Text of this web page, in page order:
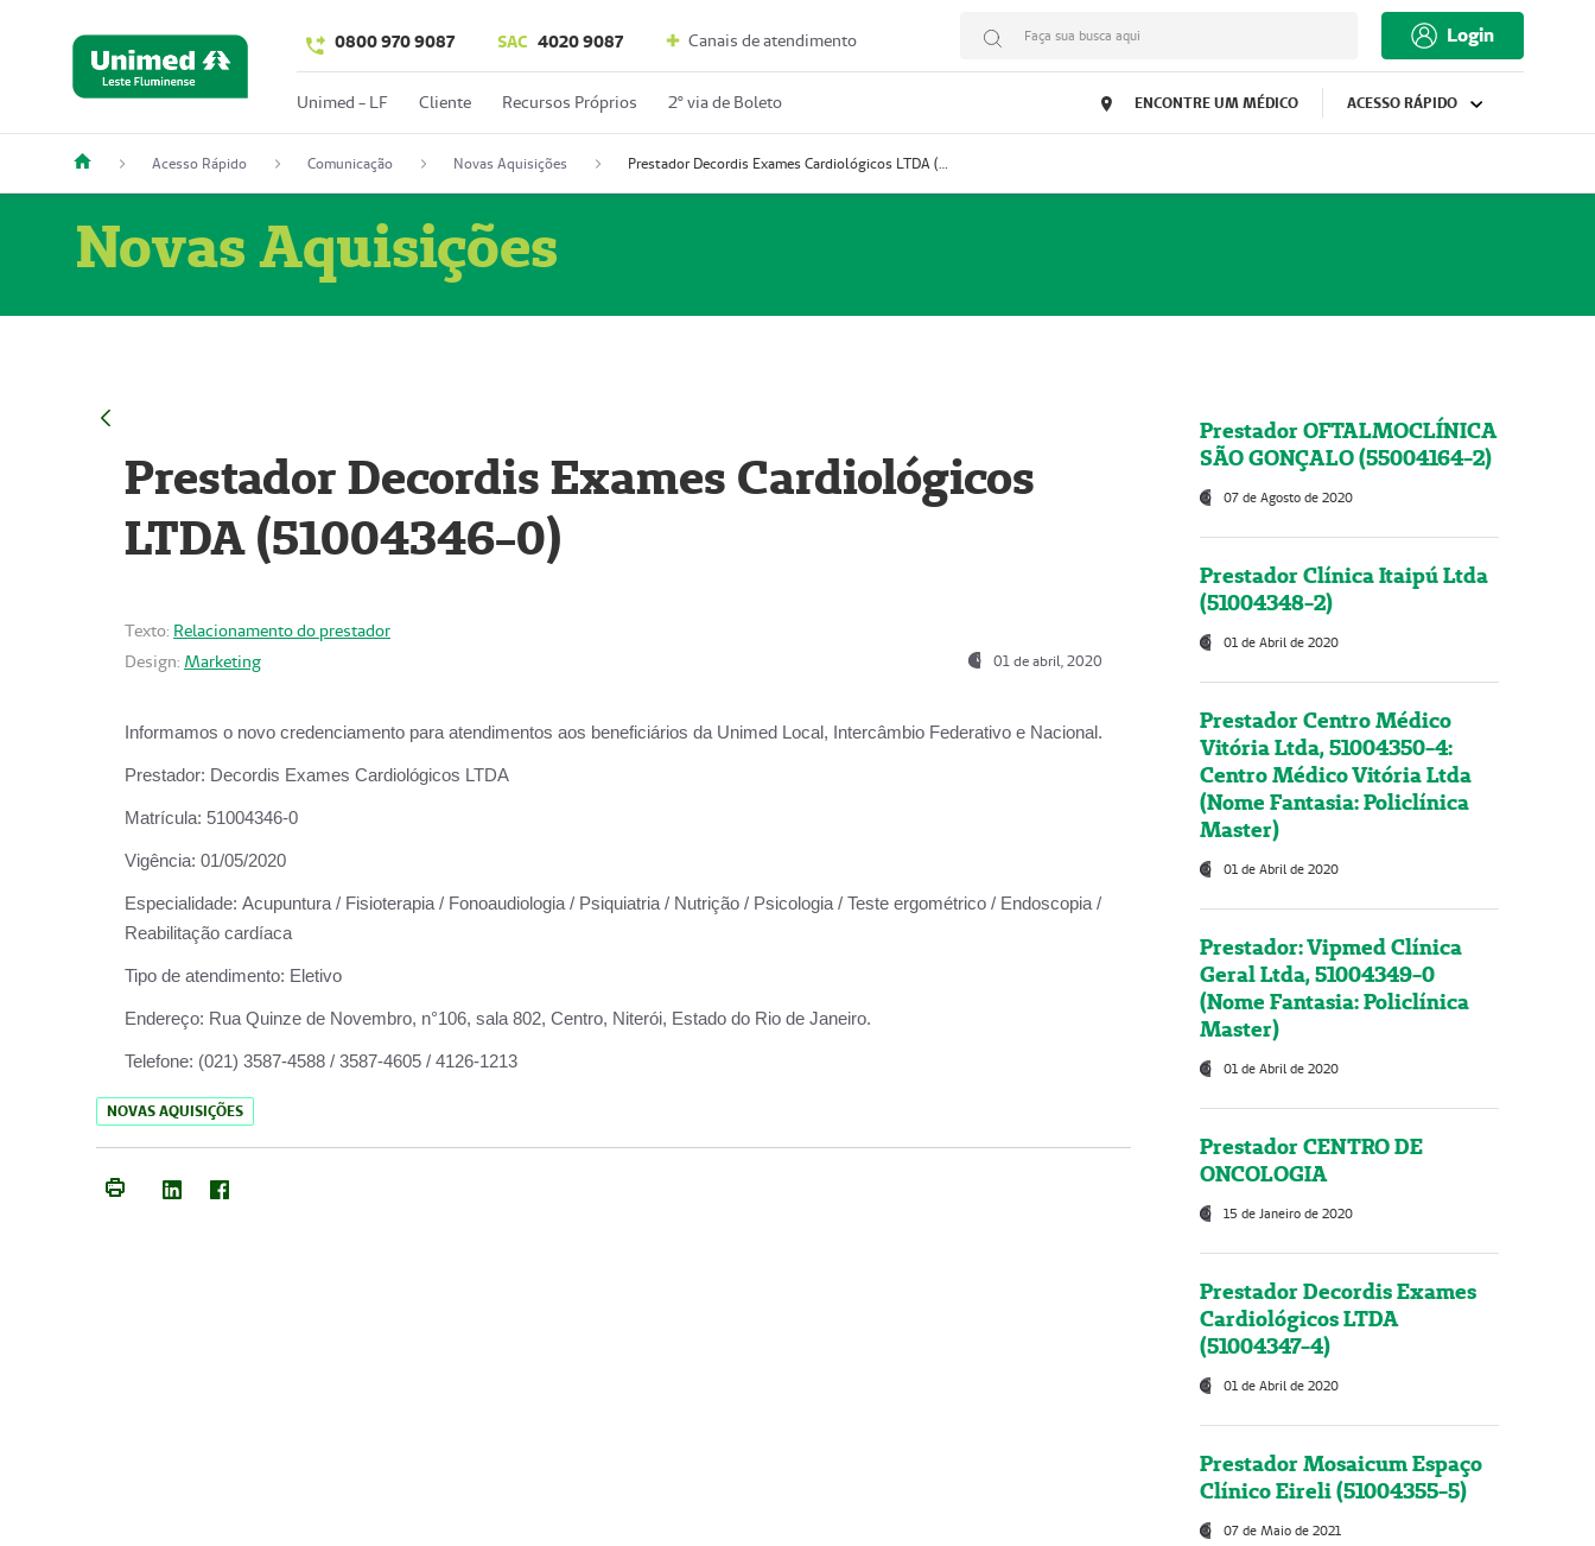
0800 970 9087 SAC 4020 9087 Canais de atendimento Faça sua busca aqui Login
Unimed - LF Cliente Recursos Próprios 2º via de Boleto ENCONTRE UM MÉDICO ACESSO RÁPIDO
Acesso Rápido Comunicação Novas Aquisições Prestador Decordis Exames Cardiológicos LTDA (51004346-0)
Novas Aquisições
Prestador Decordis Exames Cardiológicos
LTDA (51004346-0)
Texto: Relacionamento do prestador
Design: Marketing 01 de abril, 2020
Informamos o novo credenciamento para atendimentos aos beneficiários da Unimed Local, Intercâmbio Federativo e Nacional.
Prestador: Decordis Exames Cardiológicos LTDA
Matrícula: 51004346-0
Vigência: 01/05/2020
Especialidade: Acupuntura / Fisioterapia / Fonoaudiologia / Psiquiatria / Nutrição / Psicologia / Teste ergométrico / Endoscopia /
Reabilitação cardíaca
Tipo de atendimento: Eletivo
Endereço: Rua Quinze de Novembro, n°106, sala 802, Centro, Niterói, Estado do Rio de Janeiro.
Telefone: (021) 3587-4588 / 3587-4605 / 4126-1213
NOVAS AQUISIÇÕES
Prestador OFTALMOCLÍNICA
SÃO GONÇALO (55004164-2)
07 de Agosto de 2020
Prestador Clínica Itaipú Ltda
(51004348-2)
01 de Abril de 2020
Prestador Centro Médico
Vitória Ltda, 51004350-4:
Centro Médico Vitória Ltda
(Nome Fantasia: Policlínica
Master)
01 de Abril de 2020
Prestador: Vipmed Clínica
Geral Ltda, 51004349-0
(Nome Fantasia: Policlínica
Master)
01 de Abril de 2020
Prestador CENTRO DE
ONCOLOGIA
15 de Janeiro de 2020
Prestador Decordis Exames
Cardiológicos LTDA
(51004347-4)
01 de Abril de 2020
Prestador Mosaicum Espaço
Clínico Eireli (51004355-5)
07 de Maio de 2021